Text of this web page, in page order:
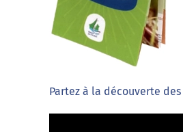
Partez à la découverte des